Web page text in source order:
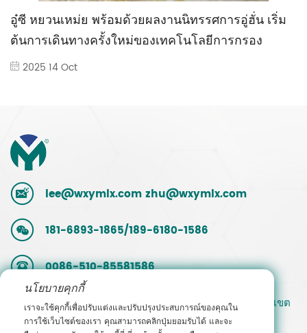
อู๋ซี หยวนเหม่ย พร้อมด้วยผลงานนิทรรศการอู่ฮั่น เริ่ม
ต้นการเดินทางครั้งใหม่ของเทคโนโลยีการกรอง
2025 14 Oct
lee@wxymlx.com zhu@wxymlx.com
181-6893-1865/189-6180-1586
0086-510-85581586
เลขที่ 9 ถนน Mengcun สวนอุตสาหกรรม Hudai เขต
Binhu อู๋ซี มณฑลเจียงซู จีน
นโยบายคุกกี้
เราจะใช้คุกกี้เพื่อปรับแต่งและปรับปรุงประสบการณ์ของคุณใน
การใช้เว็บไซต์ของเรา คุณสามารถคลิกปุ่มยอมรับได้ และจะ